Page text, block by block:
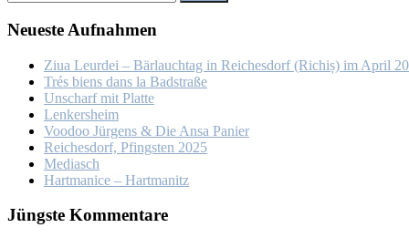
Neu­es­te Auf­nah­men
Ziua Leur­dei – Bär­lauch­tag in Rei­ches­dorf (Ri­chiș) im April
Trés biens dans la Bad­stra­ße
Un­scharf mit Plat­te
Len­kers­heim
Voo­doo Jür­gens & Die An­sa Pa­nier
Rei­ches­dorf, Pfings­ten 2025
Me­dia­sch
Hart­ma­nice – Hart­ma­nitz
Jüngs­te Kom­men­ta­re